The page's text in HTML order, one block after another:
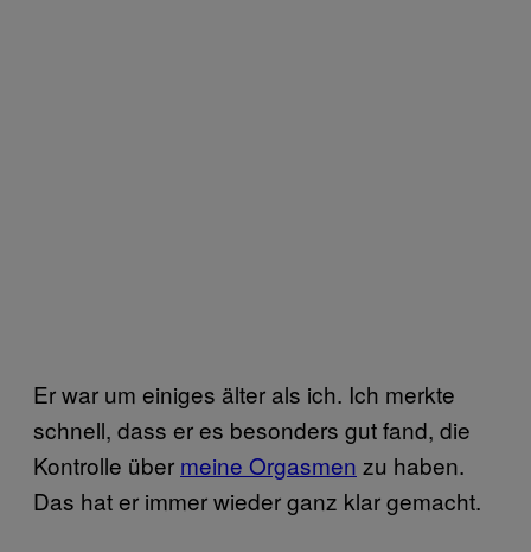
Er war um einiges älter als ich. Ich merkte
schnell, dass er es besonders gut fand, die
Kontrolle über meine Orgasmen zu haben.
Das hat er immer wieder ganz klar gemacht.